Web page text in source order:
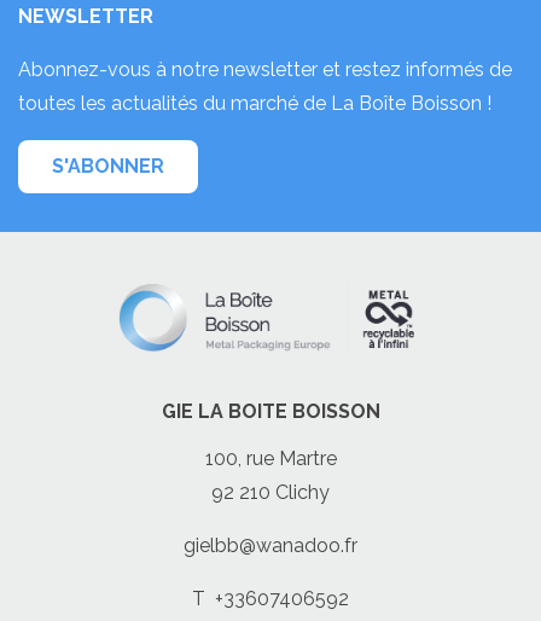
NEWSLETTER
Abonnez-vous à notre newsletter et restez informés de
toutes les actualités du marché de La Boîte Boisson !
S'ABONNER
GIE LA BOITE BOISSON
100, rue Martre
92 210 Clichy
gielbb@wanadoo.fr
T +33607406592